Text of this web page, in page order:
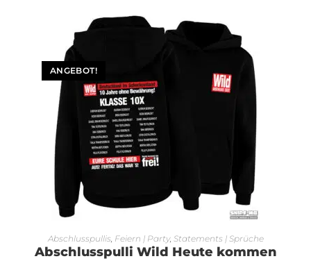
ANGEBOT!
AUSFÜHRUNG WÄHLEN
Abschlusspullis, Feiern | Party, Statements | Sprüche
Abschlusspulli Wild Heute kommen